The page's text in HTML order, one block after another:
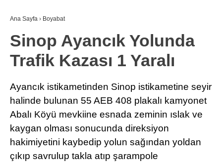
SIYASET
GENEL
SPOR
SERVISLER
Ana Sayfa › Boyabat
Sinop Ayancık Yolunda
Trafik Kazası 1 Yaralı
Ayancık istikametinden Sinop istikametine seyir
halinde bulunan 55 AEB 408 plakalı kamyonet
Abalı Köyü mevkiine esnada zeminin ıslak ve
kaygan olması sonucunda direksiyon
hakimiyetini kaybedip yolun sağından yoldan
çıkıp savrulup takla atıp şarampole